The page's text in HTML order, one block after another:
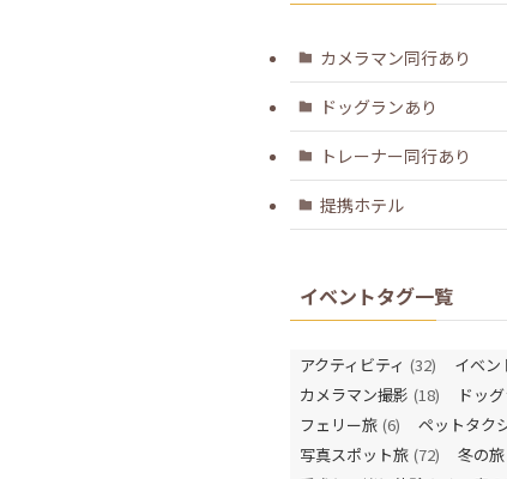
カメラマン同行あり
ドッグランあり
トレーナー同行あり
提携ホテル
イベントタグ一覧
アクティビティ (32) イベン
カメラマン撮影 (18) ドッ
フェリー旅 (6) ペットタク
写真スポット旅 (72) 冬の旅